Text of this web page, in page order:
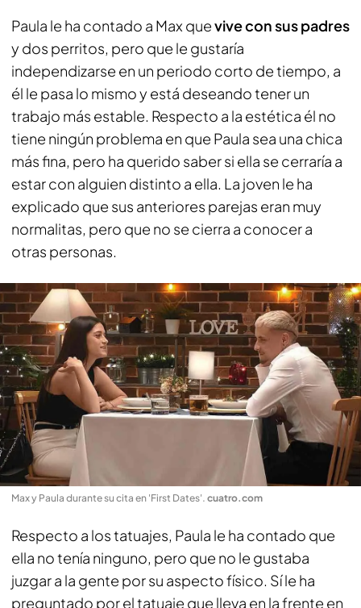
Paula le ha contado a Max quevive con sus padres
y dos perritos, pero que le gustaría
independizarse en un periodo corto de tiempo, a
él le pasa lo mismo y está deseando tener un
trabajo más estable. Respecto a la estética él no
tiene ningún problema en que Paula sea una chica
más fina, pero ha querido saber si ella se cerraría a
estar con alguien distinto a ella. La joven le ha
explicado que sus anteriores parejas eran muy
normalitas, pero que no se cierra a conocer a
otras personas.
Max y Paula durante su cita en 'First Dates'. cuatro.com
Respecto a los tatuajes, Paula le ha contado que
ella no tenía ninguno, pero que no le gustaba
juzgar a la gente por su aspecto físico. Sí le ha
preguntado por el tatuaje que lleva en la frente en